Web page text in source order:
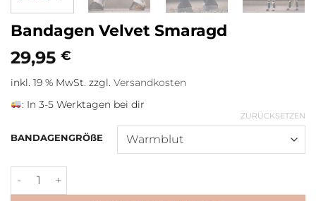
Bandagen Velvet Smaragd
29,95 €
inkl. 19 % MwSt. zzgl. Versandkosten
: In 3-5 Werktagen bei dir
BANDAGENGRÖßE
ZURÜCKSETZEN
Bandagen Velvet Smaragd Menge